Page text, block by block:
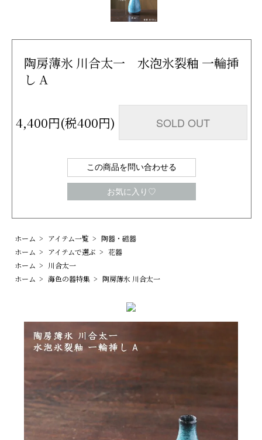
陶房薄氷 川合太一 水泡氷裂釉 一輪挿
し A
4,400円(税400円) SOLD OUT
この商品を問い合わせる
お気に入り♡
ホーム > アイテム一覧 > 陶器・磁器
ホーム > アイテムで選ぶ > 花器
ホーム > 川合太一
ホーム > 海色の器特集 > 陶房薄氷 川合太一